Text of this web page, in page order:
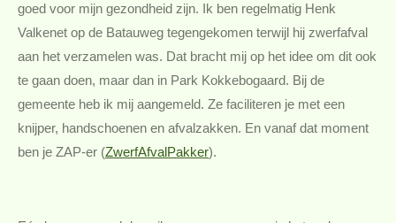
goed voor mijn gezondheid zijn. Ik ben regelmatig Henk
Valkenet op de Batauweg tegengekomen terwijl hij zwerfafval
aan het verzamelen was. Dat bracht mij op het idee om dit ook
te gaan doen, maar dan in Park Kokkebogaard. Bij de
gemeente heb ik mij aangemeld. Ze faciliteren je met een
knijper, handschoenen en afvalzakken. En vanaf dat moment
ben je ZAP-er (ZwerfAfvalPakker).